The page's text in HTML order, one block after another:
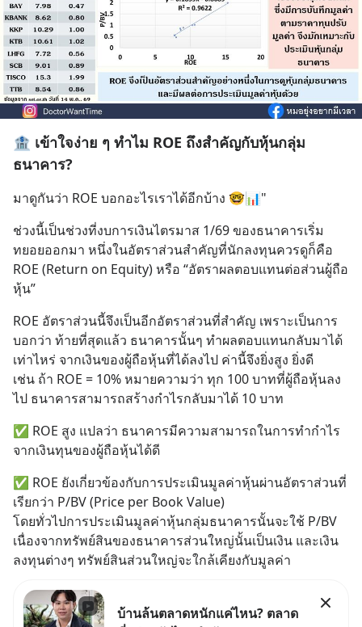
🏦 เข้าใจง่าย ๆ ทำไม ROE ถึงสำคัญกับหุ้นกลุ่ม
ธนาคาร?
มาดูกันว่า ROE บอกอะไรเราได้อีกบ้าง 🤓📊"
ช่วงนี้เป็นช่วงที่งบการเงินไตรมาส 1/69 ของธนาคารเริ่ม
ทยอยออกมา หนึ่งในอัตราส่วนสำคัญที่นักลงทุนควรดูก็คือ
ROE (Return on Equity) หรือ “อัตราผลตอบแทนต่อส่วนผู้ถือ
หุ้น”
ROE อัตราส่วนนี้จึงเป็นอีกอัตราส่วนที่สำคัญ เพราะเป็นการ
บอกว่า ท้ายที่สุดแล้ว ธนาคารนั้นๆ ทำผลตอบแทนกลับมาได้
เท่าไหร่ จากเงินของผู้ถือหุ้นที่ได้ลงไป ค่านี้จึงยิ่งสูง ยิ่งดี
เช่น ถ้า ROE = 10% หมายความว่า ทุก 100 บาทที่ผู้ถือหุ้นลง
ไป ธนาคารสามารถสร้างกำไรกลับมาได้ 10 บาท
✅ ROE สูง แปลว่า ธนาคารมีความสามารถในการทำกำไร
จากเงินทุนของผู้ถือหุ้นได้ดี
✅ ROE ยังเกี่ยวข้องกับการประเมินมูลค่าหุ้นผ่านอัตราส่วนที่
เรียกว่า P/BV (Price per Book Value)
โดยทั่วไปการประเมินมูลค่าหุ้นกลุ่มธนาคารนั้นจะใช้ P/BV
เนื่องจากทรัพย์สินของธนาคารส่วนใหญ่นั้นเป็นเงิน และเงิน
ลงทุนต่างๆ ทรัพย์สินส่วนใหญ่จะใกล้เคียงกับมูลค่า
บ้านล้นตลาดหนักแค่ไหน? ตลาด